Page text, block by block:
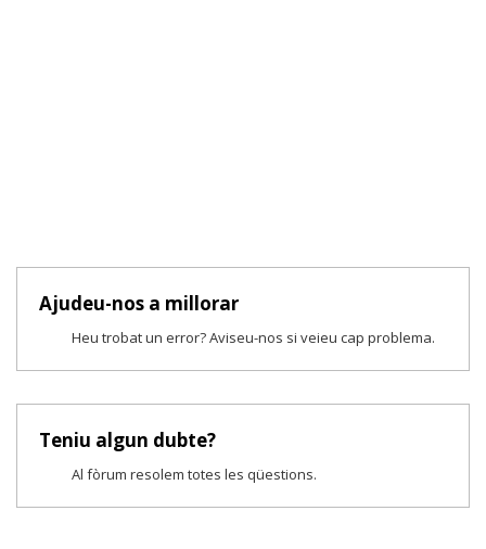
Ajudeu-nos a millorar
Heu trobat un error? Aviseu-nos si veieu cap problema.
Teniu algun dubte?
Al fòrum resolem totes les qüestions.